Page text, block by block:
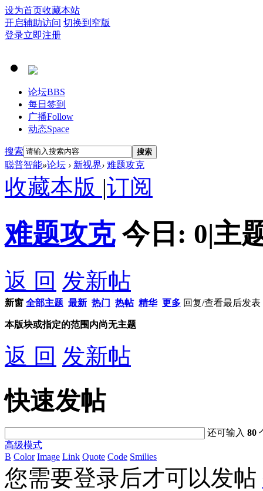
设为首页收藏本站
开启辅助访问 切换到窄版
登录立即注册
论坛BBS
每日签到
广播Follow
动态Space
搜索 搜索
聪普智能»论坛 › 新视界› 难题攻克
收藏本版 |订阅
难题攻克 今日: 0|主
返 回 发新帖
新窗 全部主题 最新 热门 热帖 精华 更多 回复/查看最后发表
本版块或指定的范围内尚无主题
返 回 发新帖
快速发帖
还可输入80
高级模式
B Color Image Link Quote Code Smilies
您需要登录后才可以发帖